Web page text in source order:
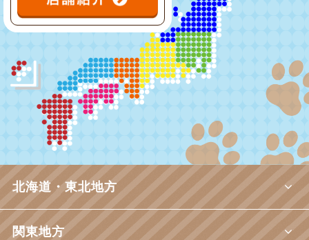
北海道・東北地方
関東地方